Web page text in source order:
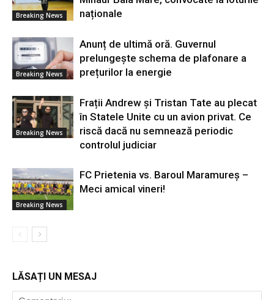
Breaking News
naționale
Breaking News
Anunț de ultimă oră. Guvernul
prelungește schema de plafonare a
prețurilor la energie
Breaking News
Frații Andrew și Tristan Tate au plecat
în Statele Unite cu un avion privat. Ce
riscă dacă nu semnează periodic
controlul judiciar
Breaking News
FC Prietenia vs. Baroul Maramureș –
Meci amical vineri!
LĂSAȚI UN MESAJ